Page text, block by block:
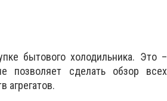
бытового холодильника. Это –
сделать обзор всех
агрегатов.